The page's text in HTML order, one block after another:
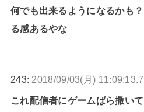
何でも出来るようになるかも
る感あるやな
243: 2018/09/03(月)
これ配信者にゲームばら撒い